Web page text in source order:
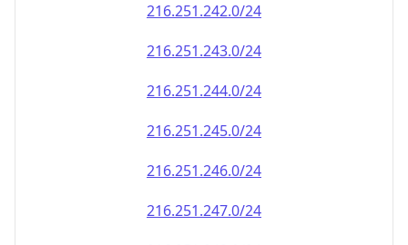
216.251.242.0/24
216.251.243.0/24
216.251.244.0/24
216.251.245.0/24
216.251.246.0/24
216.251.247.0/24